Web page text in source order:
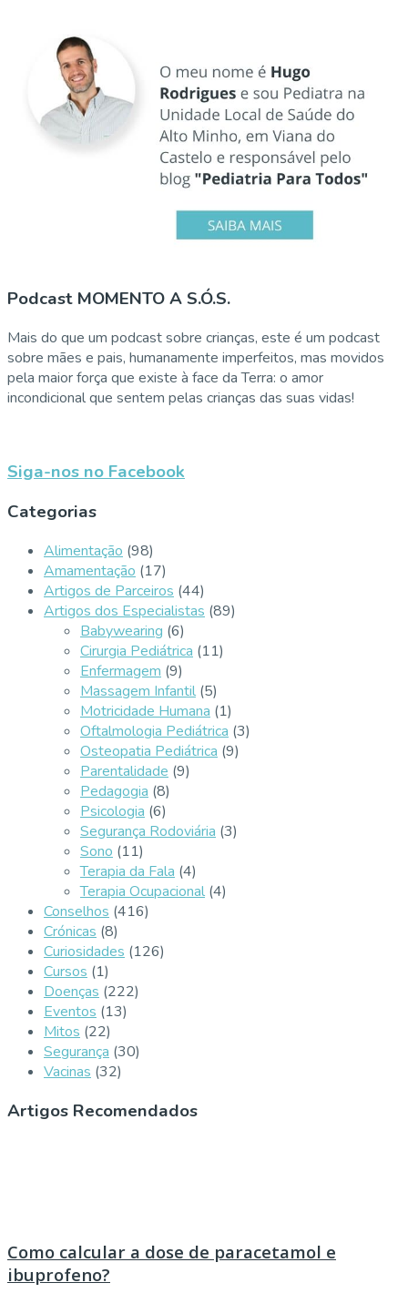
Podcast MOMENTO A S.Ó.S.
Mais do que um podcast sobre crianças, este é um podcast
sobre mães e pais, humanamente imperfeitos, mas movidos
pela maior força que existe à face da Terra: o amor
incondicional que sentem pelas crianças das suas vidas!
Siga-nos no Facebook
Categorias
Alimentação (98)
Amamentação (17)
Artigos de Parceiros (44)
Artigos dos Especialistas (89)
Babywearing (6)
Cirurgia Pediátrica (11)
Enfermagem (9)
Massagem Infantil (5)
Motricidade Humana (1)
Oftalmologia Pediátrica (3)
Osteopatia Pediátrica (9)
Parentalidade (9)
Pedagogia (8)
Psicologia (6)
Segurança Rodoviária (3)
Sono (11)
Terapia da Fala (4)
Terapia Ocupacional (4)
Conselhos (416)
Crónicas (8)
Curiosidades (126)
Cursos (1)
Doenças (222)
Eventos (13)
Mitos (22)
Segurança (30)
Vacinas (32)
Artigos Recomendados
Como calcular a dose de paracetamol e
ibuprofeno?